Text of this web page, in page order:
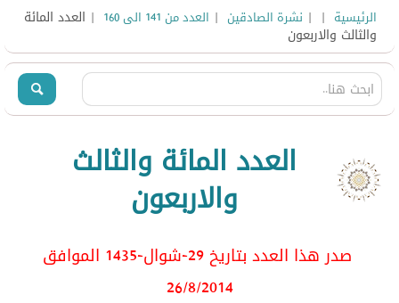
الرئيسية |
| نشرة الصادقين | العدد من 141 الى 160 | العدد المائة
والثالث والاربعون
العدد المائة والثالث
والاربعون
صدر هذا العدد بتاريخ 29-شوال-1435 الموافق
26/8/2014